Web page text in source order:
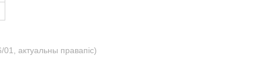
актуальны правапіс)